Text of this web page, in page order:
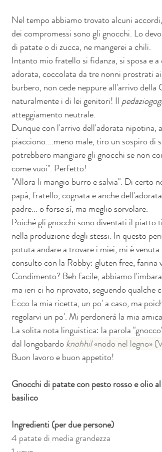
Nel tempo abbiamo trovato alcuni
dei compromessi sono gli gnocchi. Lo
di patate o di zucca, ne mangerei a chili.
Intanto mio fratello si fidanza, si sposa e
adorata, coccolata da tre nonni prostrati
burbero, non cede neppure all'arrivo
naturalmente i di lei genitori! Il
atteggiamento neutrale.
Dunque con l'arrivo dell'adorata
piacciono....meno male, tiro un sospiro di
potrebbero mangiare gli gnocchi se non
come vuoi". Perfetto!
"Allora li mangio burro e salvia". Di certo
papà, fratello, cognata e anche
padre... o forse sì, ma meglio sorvolare.
Poiché gli gnocchi sono diventati il piatto
nella produzione degli stessi. In questo
potuta andare a trovare i miei, mi è
consulto con la Robby: gluten free,
Condimento? Beh facile, abbiamo
ma ieri ci ho riprovato, seguendo qualche
Ecco la mia ricetta, un po' a caso, ma
regolarvi un po'. Mi perdonerà la mia
La solita nota linguistica: la parola
dal longobardo knohhil «nodo nel legno»
Buon lavoro e buon appetito!
Gnocchi di patate con pesto rosso e olio al
basilico
Ingredienti (per due persone)
4 patate di media grandezza